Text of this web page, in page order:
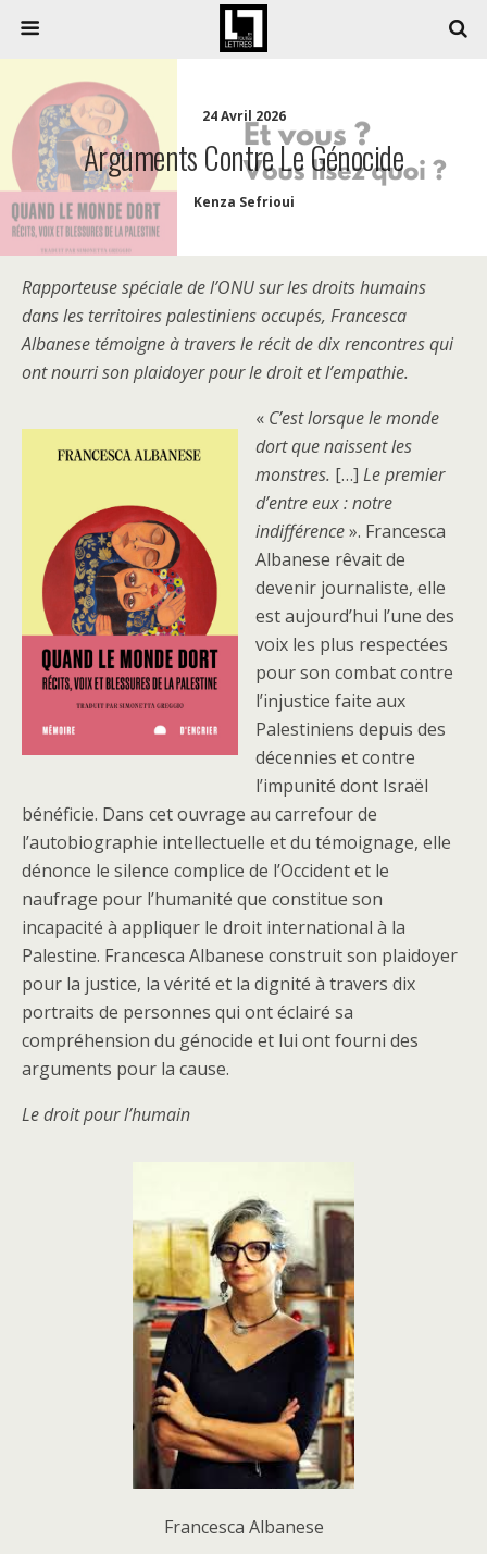
24 Avril 2026
Arguments Contre Le Génocide
Kenza Sefrioui
Rapporteuse spéciale de l’ONU sur les droits humains
dans les territoires palestiniens occupés, Francesca
Albanese témoigne à travers le récit de dix rencontres qui
ont nourri son plaidoyer pour le droit et l’empathie.
« C’est lorsque le monde
dort que naissent les
monstres. […] Le premier
d’entre eux : notre
indifférence». Francesca
Albanese rêvait de
devenir journaliste, elle
est aujourd’hui l’une des
voix les plus respectées
pour son combat contre
l’injustice faite aux
Palestiniens depuis des
décennies et contre
l’impunité dont Israël
bénéficie. Dans cet ouvrage au carrefour de
l’autobiographie intellectuelle et du témoignage, elle
dénonce le silence complice de l’Occident et le
naufrage pour l’humanité que constitue son
incapacité à appliquer le droit international à la
Palestine. Francesca Albanese construit son plaidoyer
pour la justice, la vérité et la dignité à travers dix
portraits de personnes qui ont éclairé sa
compréhension du génocide et lui ont fourni des
arguments pour la cause.
Le droit pour l’humain
Francesca Albanese